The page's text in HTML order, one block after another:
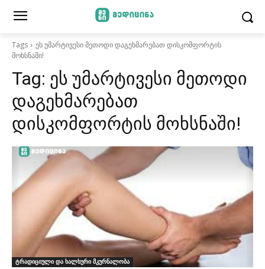
Tags
ეს უმარტივესი მეთოდი დაგეხმარებათ დისკომფორტის
მოხსნაში!
Tag: ეს უმარტივესი მეთოდი
დაგეხმარებათ
დისკომფორტის მოხსნაში!
ტრადიციული და ხალხური მკურნალობა